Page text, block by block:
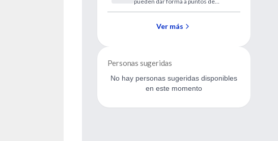
enfermo"?
apropiada"Ver más
Personas sugeridas
No hay personas sugeridas disponibles
en este momento